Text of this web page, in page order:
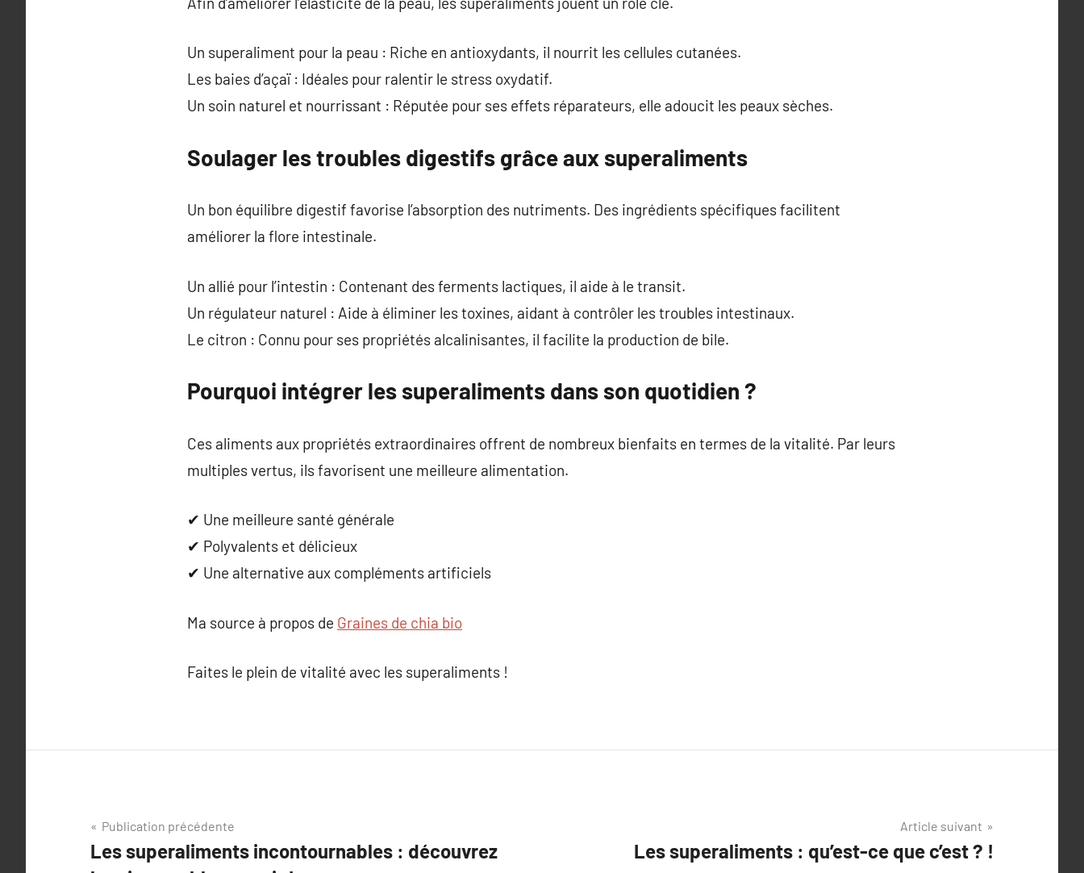
Un superaliment pour la peau : Riche en antioxydants, il nourrit les cellules cutanées.
Les baies d’açaï : Idéales pour ralentir le stress oxydatif.
Un soin naturel et nourrissant : Réputée pour ses effets réparateurs, elle adoucit les peaux sèches.
Soulager les troubles digestifs grâce aux superaliments
Un bon équilibre digestif favorise l’absorption des nutriments. Des ingrédients spécifiques facilitent
améliorer la flore intestinale.
Un allié pour l’intestin : Contenant des ferments lactiques, il aide à le transit.
Un régulateur naturel : Aide à éliminer les toxines, aidant à contrôler les troubles intestinaux.
Le citron : Connu pour ses propriétés alcalinisantes, il facilite la production de bile.
Pourquoi intégrer les superaliments dans son quotidien ?
Ces aliments aux propriétés extraordinaires offrent de nombreux bienfaits en termes de la vitalité. Par leurs
multiples vertus, ils favorisent une meilleure alimentation.
✔ Une meilleure santé générale
✔ Polyvalents et délicieux
✔ Une alternative aux compléments artificiels
Ma source à propos de Graines de chia bio
Faites le plein de vitalité avec les superaliments !
Navigation
de
Publication précédente
Les superaliments incontournables : découvrez
Article suivant
Les superaliments : qu’est-ce que c’est ? !